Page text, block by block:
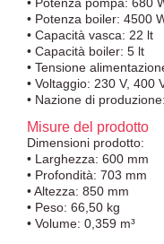
• Potenza boiler: 4500
• Capacità vasca: 22 lt
• Capacità boiler: 5 lt
• Tensione
• Voltaggio: 230 V, 400
• Nazione di
Dimensioni prodotto:
• Larghezza: 600 mm
• Profondità: 703 mm
• Altezza: 850 mm
• Peso: 66,50 kg
• Volume: 0,359 m³
Misure del prodotto